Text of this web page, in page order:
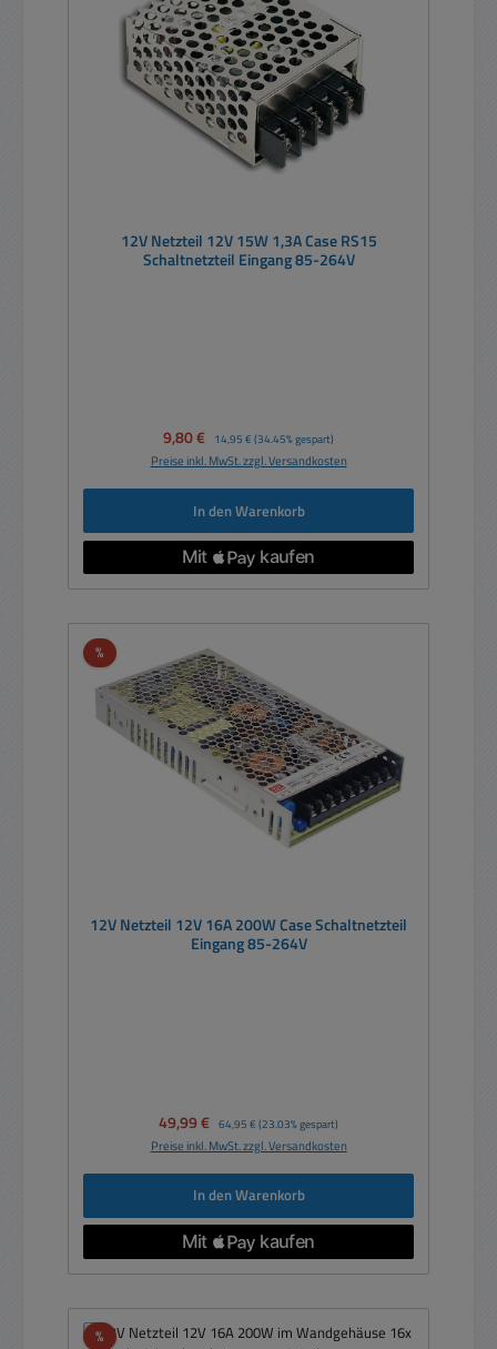
12V Netzteil 12V 15W 1,3A Case RS15
Schaltnetzteil Eingang 85-264V
Verkaufspreis:
9,80 € Regulärer Preis:
14,95 € (34.45% gespart)
Preise inkl. MwSt. zzgl. Versandkosten
In den Warenkorb
%Rabatt
12V Netzteil 12V 16A 200W Case Schaltnetzteil
Eingang 85-264V
Verkaufspreis:
49,99 € Regulärer Preis:
64,95 € (23.03% gespart)
Preise inkl. MwSt. zzgl. Versandkosten
In den Warenkorb
%Rabatt